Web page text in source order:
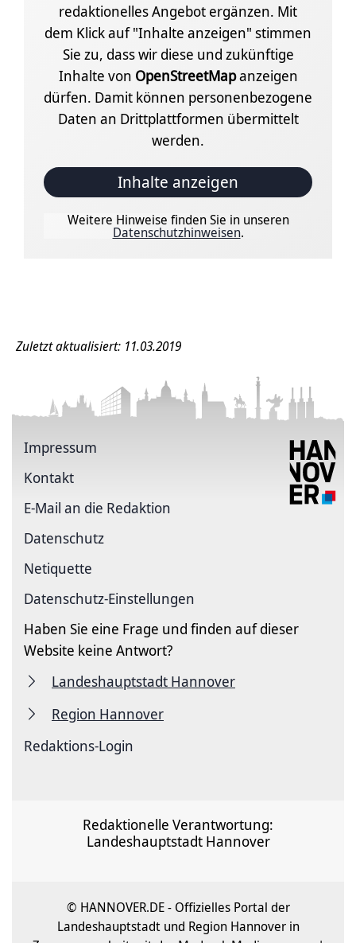
redaktionelles Angebot ergänzen. Mit
dem Klick auf "Inhalte anzeigen" stimmen
Sie zu, dass wir diese und zukünftige
Inhalte von OpenStreetMapanzeigen
dürfen. Damit können personenbezogene
Daten an Drittplattformen übermittelt
werden.
Inhalte anzeigen
Weitere Hinweise finden Sie in unseren
Datenschutzhinweisen.
Zuletzt aktualisiert: 11.03.2019
Impressum
Kontakt
E-Mail an die Redaktion
Datenschutz
Netiquette
Datenschutz-Einstellungen
Haben Sie eine Frage und finden auf dieser
Website keine Antwort?
Landeshauptstadt Hannover
Region Hannover
Redaktions-Login
Redaktionelle Verantwortung:
Landeshauptstadt Hannover
© HANNOVER.DE - Offizielles Portal der
Landeshauptstadt und Region Hannover in